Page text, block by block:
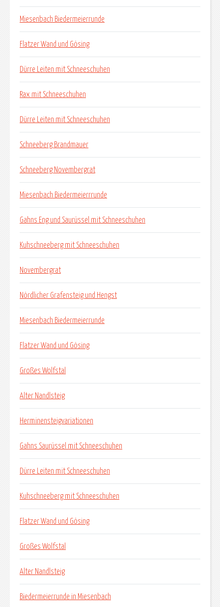
Miesenbach Biedermeierrunde
Flatzer Wand und Gösing
Dürre Leiten mit Schneeschuhen
Rax mit Schneeschuhen
Dürre Leiten mit Schneeschuhen
Schneeberg Brandmauer
Schneeberg Novembergrat
Miesenbach Biedermeierrrunde
Gahns Eng und Saurüssel mit Schneeschuhen
Kuhschneeberg mit Schneeschuhen
Novembergrat
Nördlicher Grafensteig und Hengst
Miesenbach Biedermeierrunde
Flatzer Wand und Gösing
Großes Wolfstal
Alter Nandlsteig
Herminensteigvariationen
Gahns Saurüssel mit Schneeschuhen
Dürre Leiten mit Schneeschuhen
Kuhschneeberg mit Schneeschuhen
Flatzer Wand und Gösing
Großes Wolfstal
Alter Nandlsteig
Biedermeierrunde in Miesenbach